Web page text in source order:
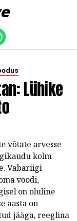
Lühike
võtate arvesse
kolm
Vabariigi
voodi,
on oluline
aasta on
jääga, reeglina